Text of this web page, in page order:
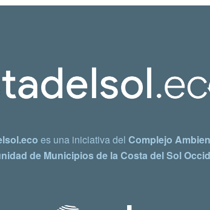
es una iniciativa del Complejo
de Municipios de la Costa del Sol